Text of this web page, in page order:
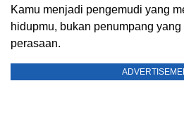
Kamu menjadi pengemudi yang
hidupmu, bukan penumpang
perasaan.